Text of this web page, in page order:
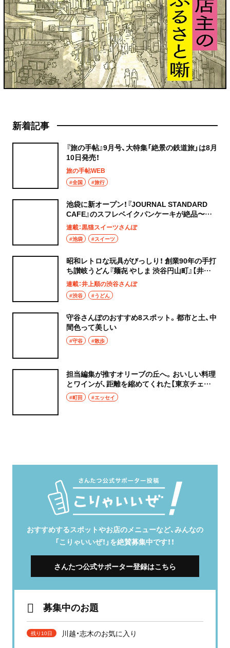
新着記事
『旅の手帖』9月号、大特集「絶景の鉄道旅」は8月
10日発売！
旅の手帖WEB
#全国 #旅行
池袋に新オープン！『JOURNAL STANDARD
CAFE』のスフレベイクパンケーキが絶品〜黒
猫スイーツ散歩 池袋編5〜
連載：黒猫スイーツさんぽ
#池袋 #スイーツ
昭和レトロな玩具がびっしり！ 創業90年の手打
ち讃岐うどん『麺㐂 やしま 渋谷円山町』【井上
順の渋谷さんぽ】
連載：井上順の渋谷さんぽ
#渋谷 #うどん
守谷さんぽのおすすめ8スポット。都市と土、中
間色って美しい
#守谷 #散歩
担当編集が推すオリーブの丘へ。おいしい料理
とワインが、距離を縮めてくれた【東京チェン
飯diary】
#町田 #エッセイ
おすすめするスポットやお店のメニューなど、みんなの
「こりゃいいぜ！」を絶賛募集中です！！
さんたつ公式サポーター登録はこちら
募集中のお題
残り10日 川越・志木のお気に入り